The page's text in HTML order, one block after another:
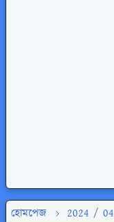
হোমপেজ 2024 / 04